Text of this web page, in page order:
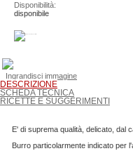
Disponibilità:
disponibile
Ingrandisci immagine
DESCRIZIONE
SCHEDA TECNICA
RICETTE E SUGGERIMENTI
E' di suprema qualità, delicato, dal
Burro particolarmente indicato per